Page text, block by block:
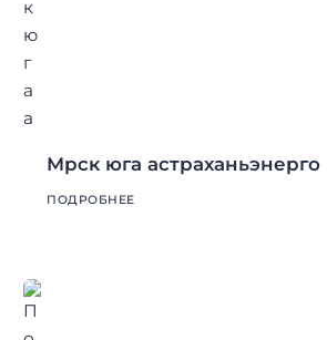
Мрск юга астраханьэнерго
ПОДРОБНЕЕ